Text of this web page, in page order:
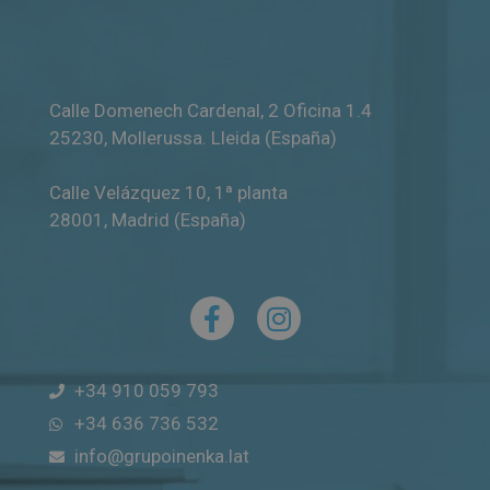
Calle Domenech Cardenal, 2 Oficina 1.4
25230, Mollerussa Lleida (España)
Calle Velázquez 10, 1ª planta
28001 , Madrid (España)
+34 910 059 793
+34 636 736 532
info@grupoinenka.lat